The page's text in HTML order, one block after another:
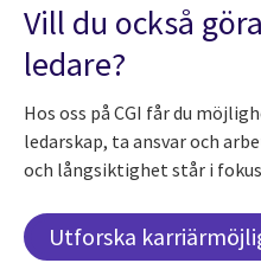
Vill du också
ledare?
Hos oss på CGI får du
ledarskap, ta ansvar och
och långsiktighet står i
Utforska